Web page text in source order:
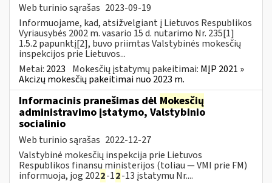
Web turinio sąrašas 2023-09-19
Informuojame, kad, atsižvelgiant į Lietuvos Respublikos
Vyriausybės 2002 m. vasario 15 d. nutarimo Nr. 235[1]
1.5.2 papunktį[2], buvo priimtas Valstybinės mokesčių
inspekcijos prie Lietuvos...
Metai: 2023 Mokesčių įstatymų pakeitimai: MĮP 2021 »
Akcizų mokesčių pakeitimai nuo 2023 m.
Informacinis pranešimas dėl Mokesčių
administravimo įstatymo, Valstybinio
socialinio
Web turinio sąrašas 2022-12-27
Valstybinė mokesčių inspekcija prie Lietuvos
Respublikos finansų ministerijos (toliau — VMI prie FM)
informuoja, jog 2022-12-13 įstatymu Nr....